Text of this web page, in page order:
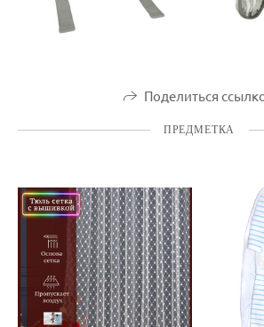
Поделиться
ПРЕДМЕТКА